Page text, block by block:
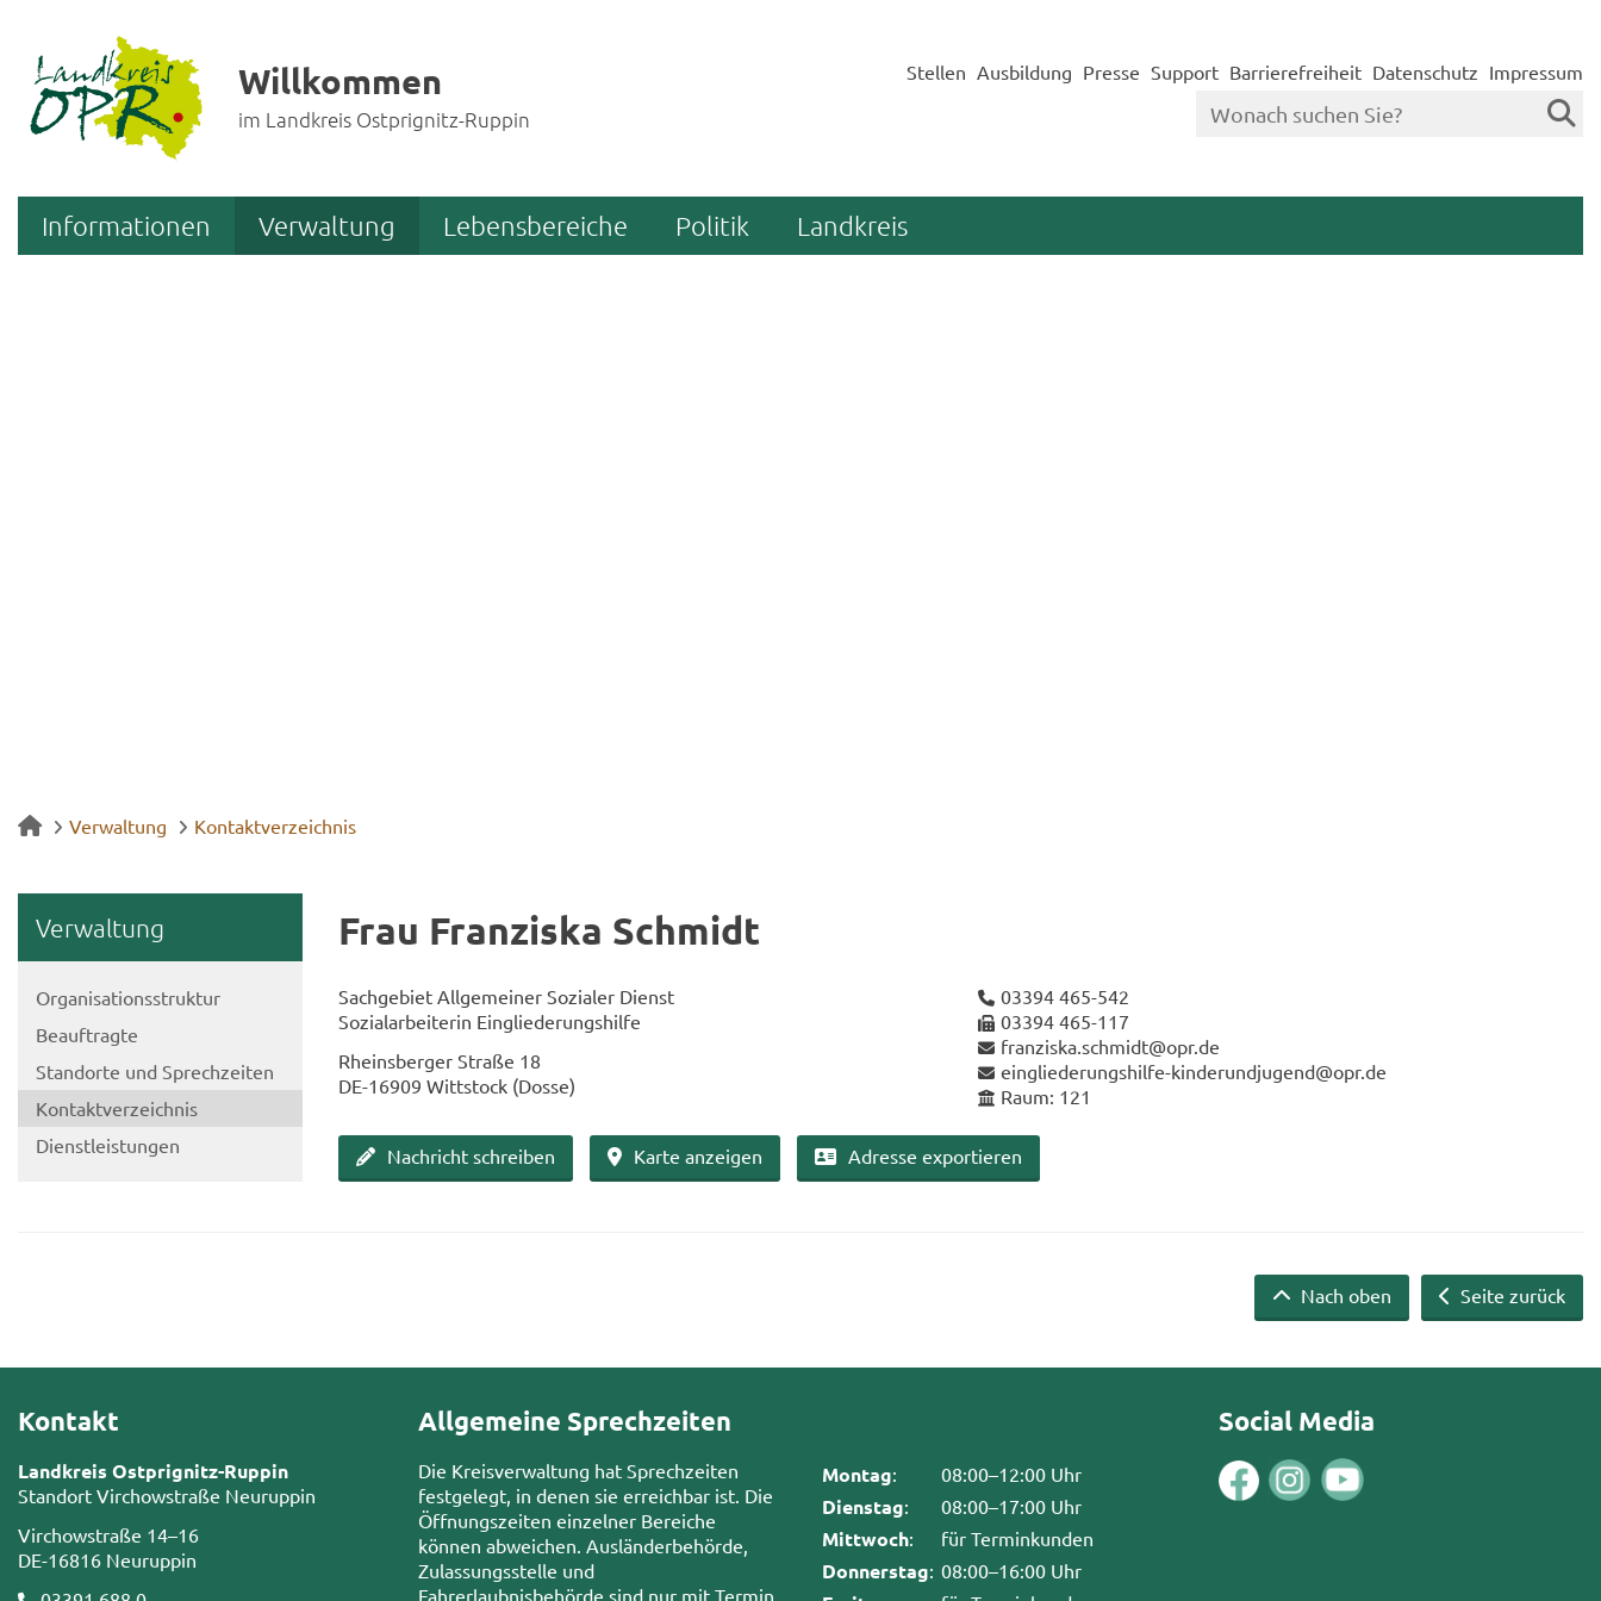
Willkommen
im Landkreis Ostprignitz-Ruppin
Stellen Ausbildung Presse Support Barrierefreiheit Datenschutz Impressum
Informationen Verwaltung Lebensbereiche Politik Landkreis
Verwaltung Kontaktverzeichnis
Ver­wal­tung
Or­ga­ni­sa­ti­ons­struk­tur
Be­auf­trag­te
Stand­or­te und Sprech­zei­ten
Kon­takt­ver­zeich­nis
Dienst­leis­tun­gen
Frau Fran­zis­ka Schmidt
Sach­ge­biet All­ge­mei­ner So­zia­ler Dienst
So­zi­al­ar­bei­te­rin Ein­glie­de­rungs­hil­fe
Rheins­ber­ger Stra­ße 18
DE-​16909 Witt­stock (Dosse)
03394 465-​542
03394 465-​117
fran­zis­ka.schmidt@opr.de
eingliederungshilfe-​kinderundjugend@opr.de
Raum: 121
Nach­richt schrei­ben Karte an­zei­gen Adres­se ex­por­tie­ren
Seite zurück
Nach oben
Kontakt
Landkreis Ostprignitz-Ruppin
Standort Virchowstraße Neuruppin
Virchowstraße 14–16
DE-16816 Neuruppin
Allgemeine Sprechzeiten
Die Kreisverwaltung hat Sprechzeiten
festgelegt, in denen sie erreichbar ist. Die
Öffnungszeiten einzelner Bereiche
können abweichen. Ausländerbehörde,
Zulassungsstelle und
Fahrerlaubnisbehörde sind nur mit Termin
Montag: 08:00–12:00 Uhr
Dienstag: 08:00–17:00 Uhr
Mittwoch: für Terminkunden
Donnerstag: 08:00–16:00 Uhr
Social Media